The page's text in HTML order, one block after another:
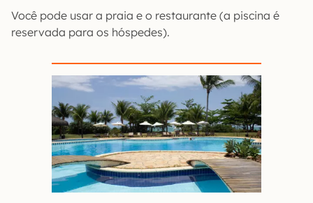
Você pode usar a praia e o restaurante (a piscina é
reservada para os hóspedes).